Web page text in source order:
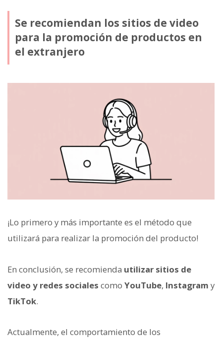
Se recomiendan los sitios de video
para la promoción de productos en
el extranjero
¡Lo primero y más importante es el método que
utilizará para realizar la promoción del producto!
En conclusión, se recomienda utilizar sitios de
video y redes sociales como YouTube, Instagram y
TikTok.
Actualmente, el comportamiento de los